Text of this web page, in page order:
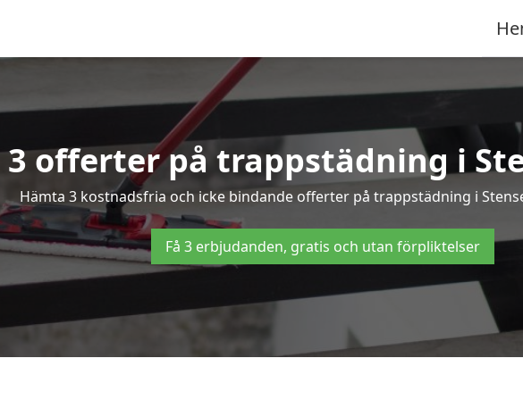
3 offerter på trappstädning i
Hämta 3 kostnadsfria och icke bindande offerter på trappstädning i
Få 3 erbjudanden, gratis och utan förpliktelser